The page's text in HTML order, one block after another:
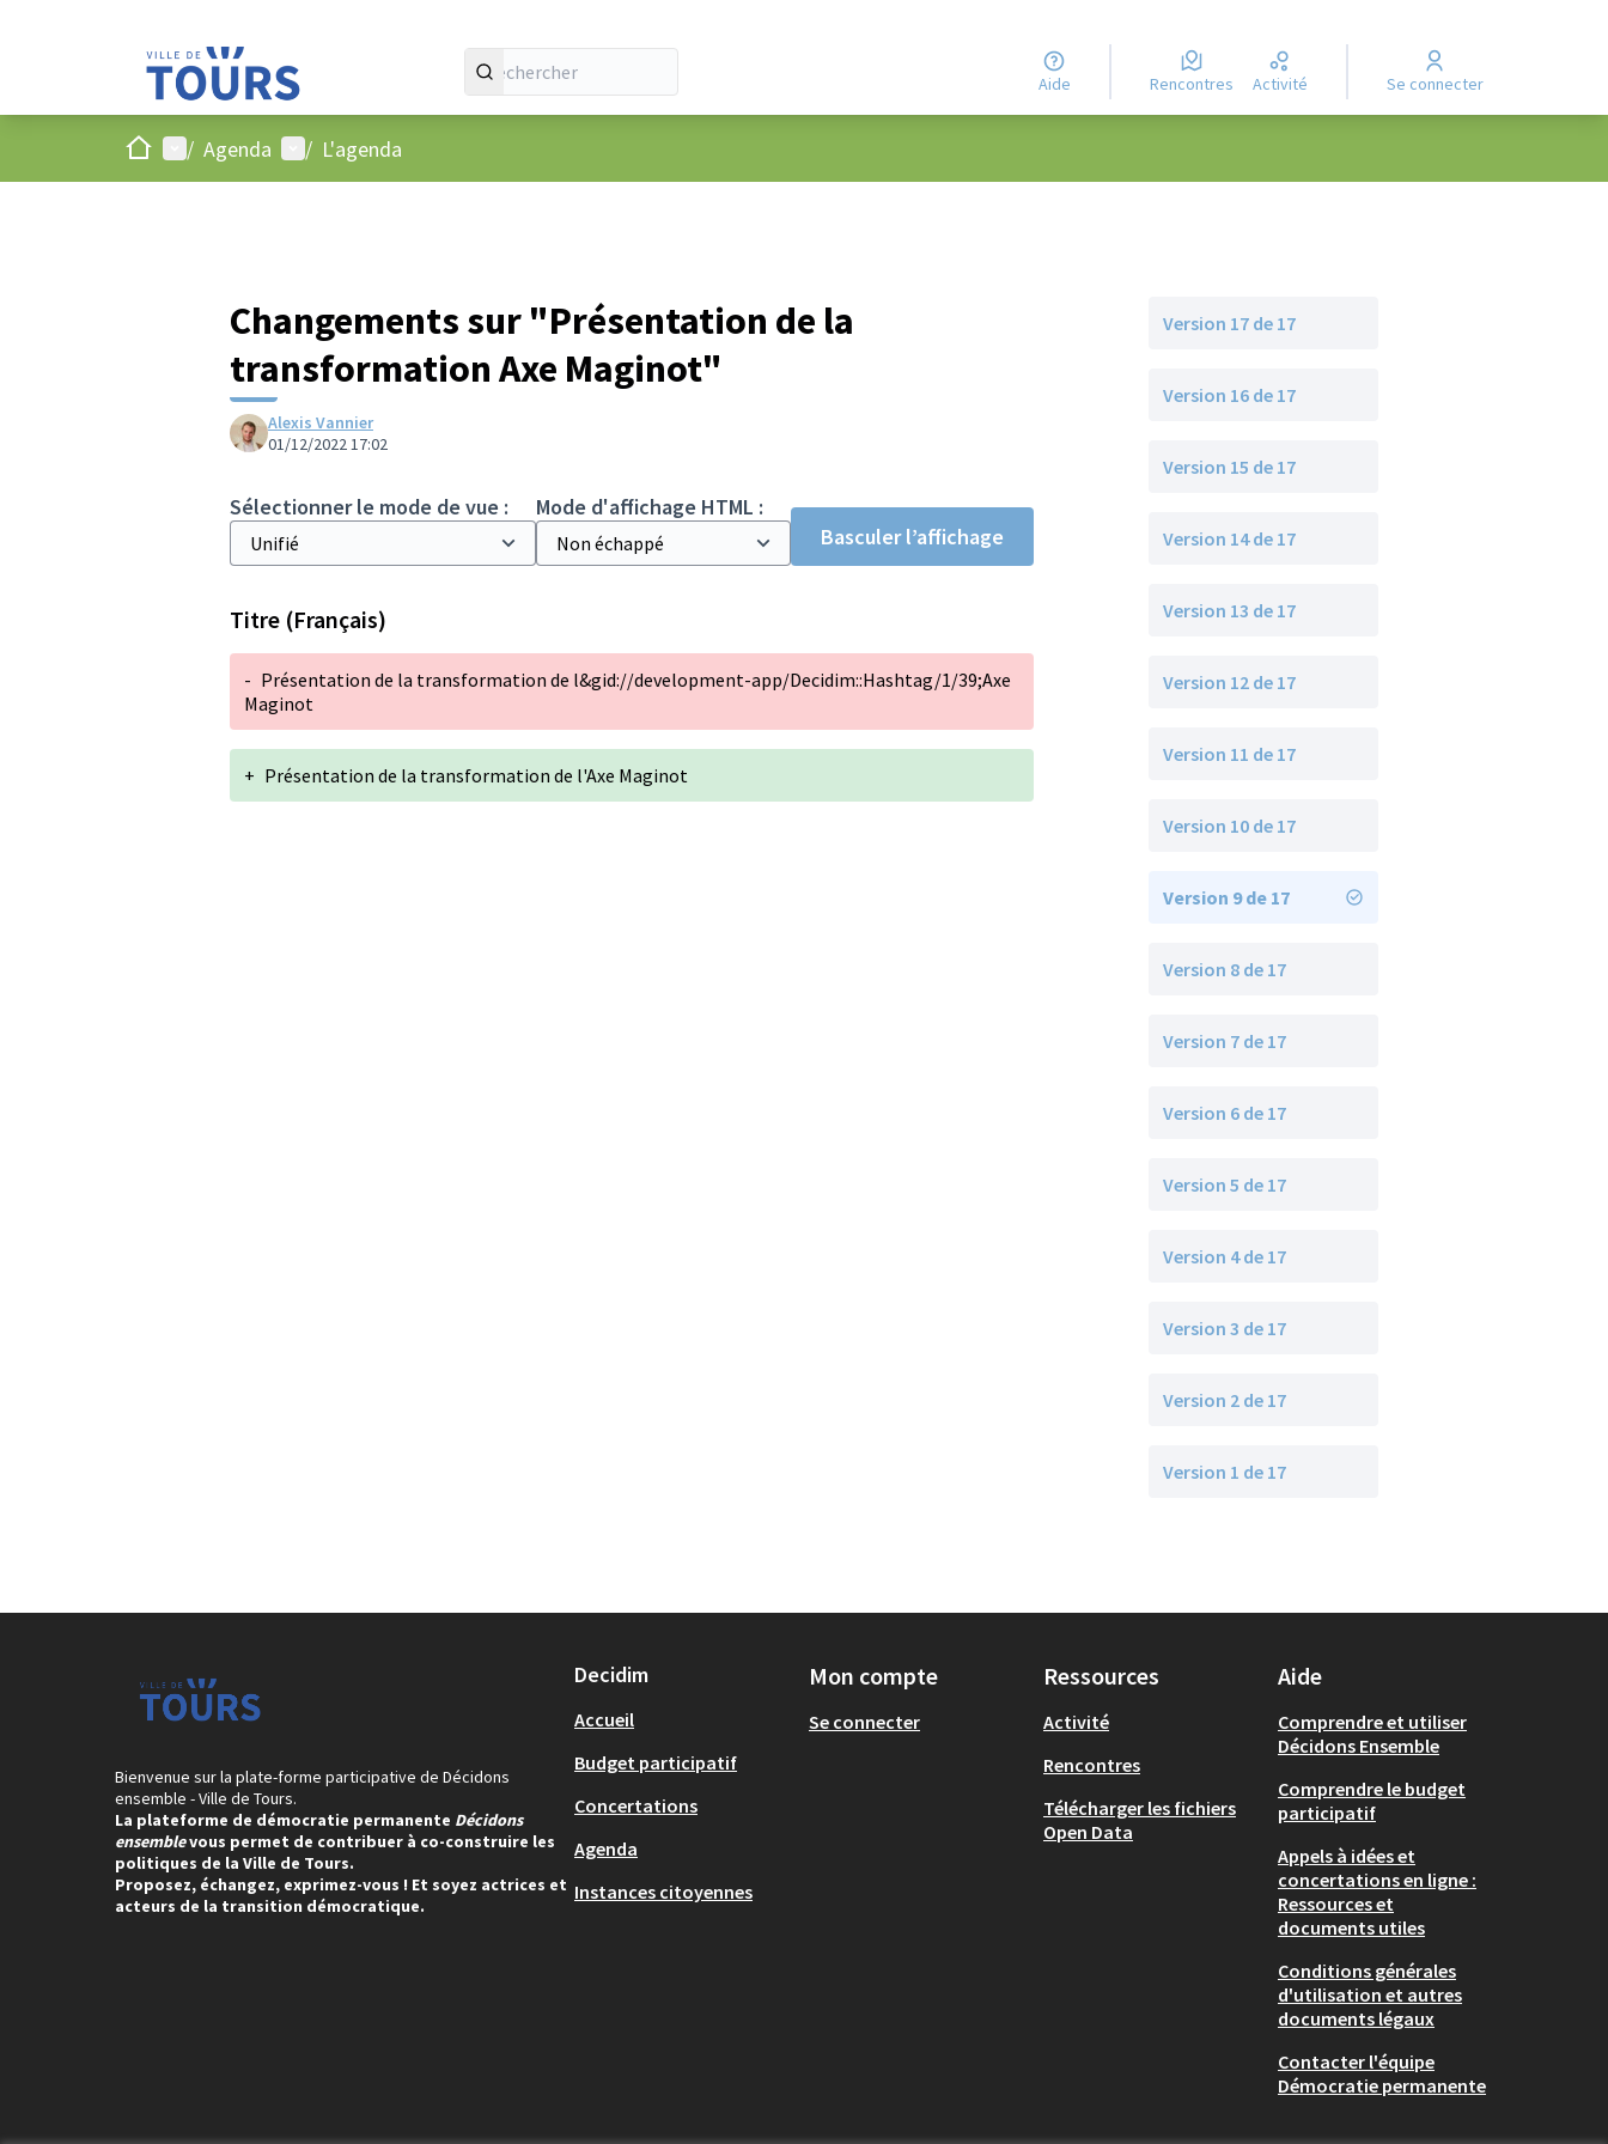
Aide Rencontres Activité Se connecter
AccueilMenu principal
/ Agenda Menu utilisateur
/ L'agenda
Changements sur "Présentation de la
transformation Axe Maginot"
Alexis Vannier
01/12/2022 17:02
Sélectionner le mode de vue :
Mode d'affichage HTML :
Basculer l’affichage
Titre (Français)
- Présentation de la transformation de l&gid://development-app/Decidim::Hashtag/1/39;Axe
Maginot
+ Présentation de la transformation de l'Axe Maginot
Version 17 de 17
Version 16 de 17
Version 15 de 17
Version 14 de 17
Version 13 de 17
Version 12 de 17
Version 11 de 17
Version 10 de 17
Version 9 de 17
Version 8 de 17
Version 7 de 17
Version 6 de 17
Version 5 de 17
Version 4 de 17
Version 3 de 17
Version 2 de 17
Version 1 de 17
Bienvenue sur la plate-forme participative de Décidons
ensemble - Ville de Tours.
La plateforme de démocratie permanente Décidons
ensemblevous permet de contribuer à co-construire les
politiques de la Ville de Tours.
Proposez, échangez, exprimez-vous ! Et soyez actrices et
acteurs de la transition démocratique.
Decidim
Accueil
Budget participatif
Concertations
Agenda
Instances citoyennes
Mon compte
Se connecter
Ressources
Activité
Rencontres
Télécharger les fichiers
Open Data
Aide
Comprendre et utiliser
Décidons Ensemble
Comprendre le budget
participatif
Appels à idées et
concertations en ligne :
Ressources et
documents utiles
Conditions générales
d'utilisation et autres
documents légaux
Contacter l'équipe
Démocratie permanente